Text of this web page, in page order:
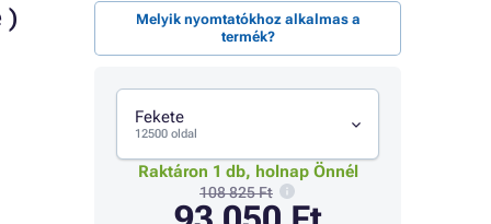
)
Melyik nyomtatókhoz alkalmas a
termék?
Fekete
12500 oldal
Raktáron 1 db, holnap Önnél
108 825 Ft